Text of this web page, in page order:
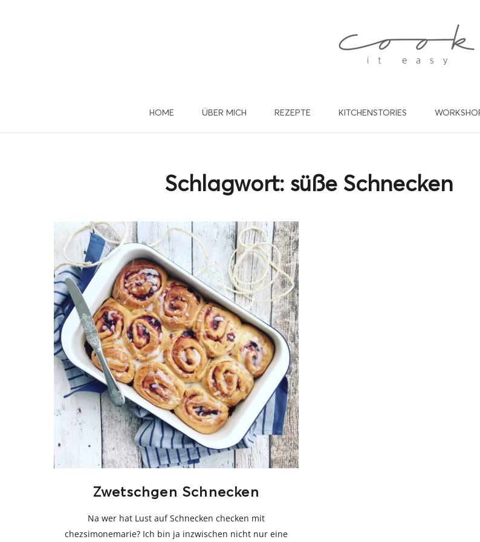
HOME ÜBER MICH REZEPTE KITCHENSTORIES
Schlagwort: süße Schnecken
Zwetschgen Schnecken
Na wer hat Lust auf Schnecken checken mit
chezsimonemarie? Ich bin ja inzwischen nicht nur eine
und Beiträge mehr
DEINE E-MAIL ADRESSE